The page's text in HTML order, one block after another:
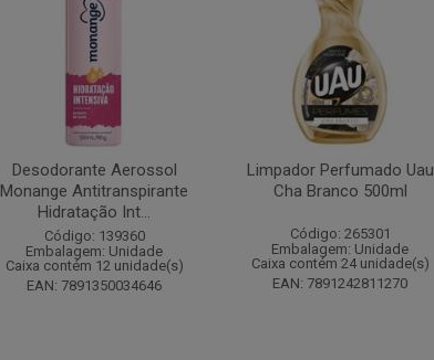
Desodorante Aerossol
Monange Antitranspirante
Hidratação Int...
Código: 139360
Embalagem: Unidade
Caixa contém 12 unidade(s)
EAN: 7891350034646
Limpador Perfumado Uau
Cha Branco 500ml
Código: 265301
Embalagem: Unidade
Caixa contém 24 unidade(s)
EAN: 7891242811270